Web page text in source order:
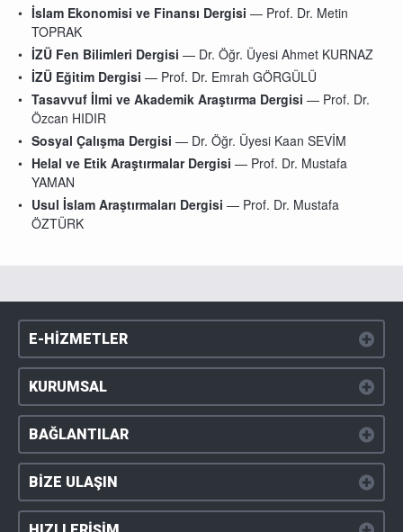
İslam Ekonomisi ve Finansı Dergisi — Prof. Dr. Metin
TOPRAK
İZÜ Fen Bilimleri Dergisi — Dr. Öğr. Üyesi Ahmet KURNAZ
İZÜ Eğitim Dergisi — Prof. Dr. Emrah GÖRGÜLÜ
Tasavvuf İlmi ve Akademik Araştırma Dergisi — Prof. Dr.
Özcan HIDIR
Sosyal Çalışma Dergisi — Dr. Öğr. Üyesi Kaan SEVİM
Helal ve Etik Araştırmalar Dergisi — Prof. Dr. Mustafa
YAMAN
Usul İslam Araştırmaları Dergisi — Prof. Dr. Mustafa
ÖZTÜRK
E-HİZMETLER
KURUMSAL
BAĞLANTILAR
BİZE ULAŞIN